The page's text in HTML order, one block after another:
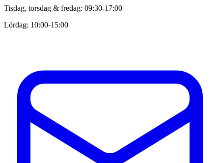
Tisdag, torsdag & fredag: 09:30-17:00
Lördag: 10:00-15:00